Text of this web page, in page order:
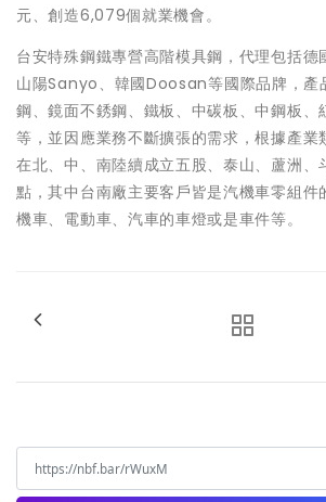
元、創造6,079個就業機會。
台安特殊鋼鐵專營高階模具鋼，代理包括德
山陽Sanyo、韓國Doosan等國際品牌，產
鋼、鏡面不銹鋼、鐵板、中碳板、中鋼板、
等，並因應業務不斷擴張的需求，根據產業
在北、中、南陸續成立五股、泰山、蘆洲、
點，其中台南廠主要客戶皆是汽機車零組件
機車、電動車、汽車的車燈或是車件等。